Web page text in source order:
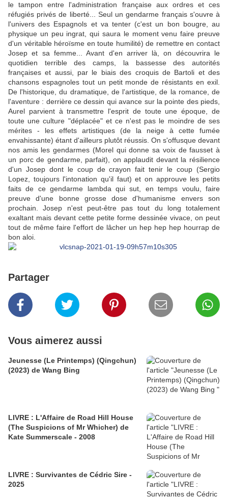
le tampon entre l'administration française aux ordres et ces
réfugiés privés de liberté... Seul un gendarme français s'ouvre à
l'univers des Espagnols et va tenter (c'est un bon bougre, au
physique un peu ingrat, qui saura le moment venu faire preuve
d'un véritable héroïsme en toute humilité) de remettre en contact
Josep et sa femme... Avant d'en arriver là, on découvrira le
quotidien terrible des camps, la bassesse des autorités
françaises et aussi, par le biais des croquis de Bartoli et des
chansons espagnoles tout un petit monde de résistants en exil.
De l'historique, du dramatique, de l'artistique, de la romance, de
l'aventure : derrière ce dessin qui avance sur la pointe des pieds,
Aurel parvient à transmettre l'esprit de toute une époque, de
toute une culture "déplacée" et ce n'est pas le moindre de ses
mérites - les effets artistiques (de la neige à cette fumée
envahissante) étant d'ailleurs plutôt réussis. On s'offusque devant
nos amis les gendarmes (Morel qui donne sa voix de fausset à
un porc de gendarme, parfait), on applaudit devant la résilience
d'un Josep dont le coup de crayon fait tenir le coup (Sergio
Lopez, toujours l'intonation qu'il faut) et on approuve les petits
faits de ce gendarme lambda qui sut, en temps voulu, faire
preuve d'une bonne grosse dose d'humanisme envers son
prochain. Josep n'est peut-être pas tout du long totalement
exaltant mais devant cette petite forme dessinée vivace, on peut
tout de même faire l'effort de lâcher un hep hep hep hourrap de
bon aloi.
Partager
Vous aimerez aussi
Jeunesse (Le Printemps) (Qingchun)
(2023) de Wang Bing
LIVRE : L'Affaire de Road Hill House
(The Suspicions of Mr Whicher) de
Kate Summerscale - 2008
LIVRE : Survivantes de Cédric Sire -
2025